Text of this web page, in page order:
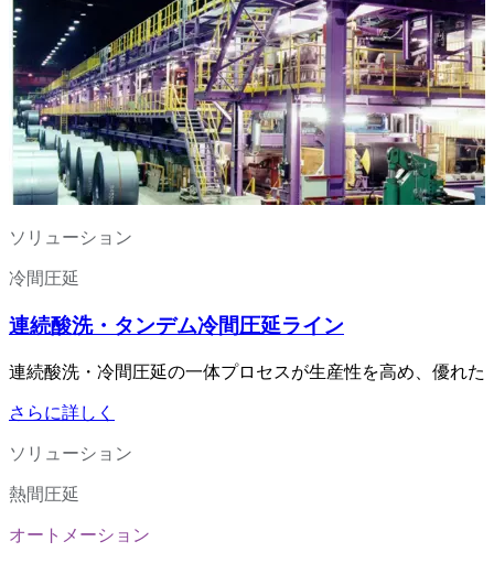
ソリューション
冷間圧延
連続酸洗・タンデム冷間圧延ライン
連続酸洗・冷間圧延の一体プロセスが生産性を高め、優れ
さらに詳しく
ソリューション
熱間圧延
オートメーション